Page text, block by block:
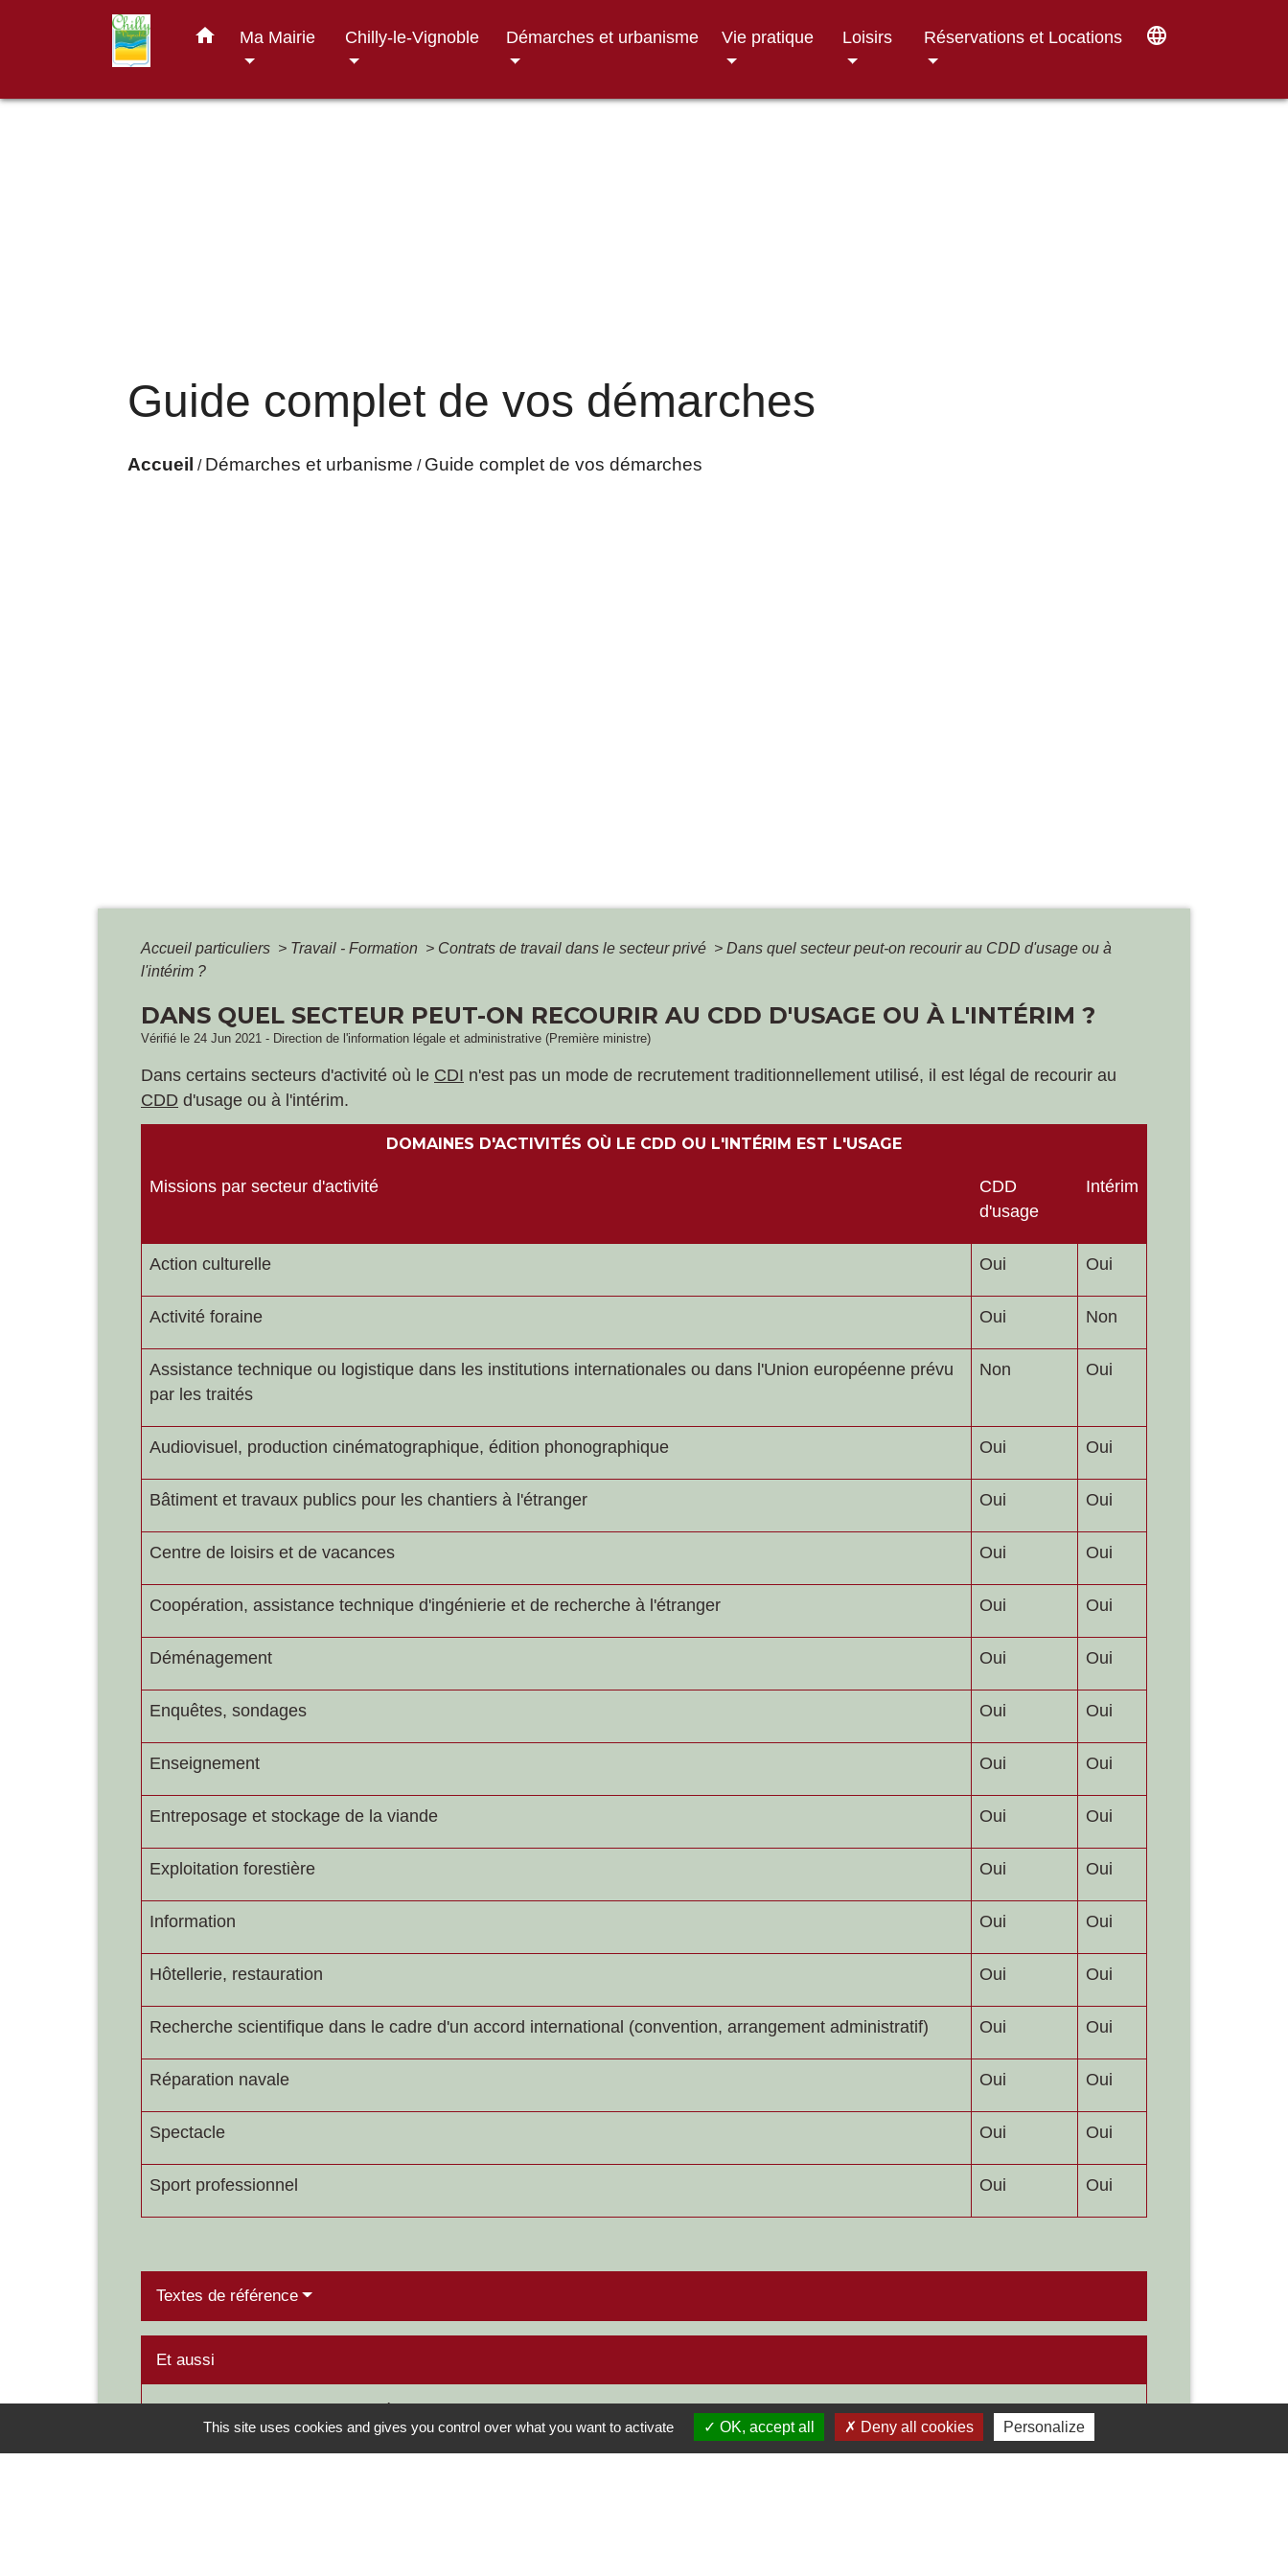
home Ma Mairie Chilly-le-Vignoble Démarches et urbanisme Vie pratique Loisirs Réservations et Locations language
Guide complet de vos démarches
Accueil / Démarches et urbanisme / Guide complet de vos démarches
Accueil particuliers > Travail - Formation > Contrats de travail dans le secteur privé > Dans quel secteur peut-on recourir au CDD d'usage ou à
l'intérim ?
DANS QUEL SECTEUR PEUT-ON RECOURIR AU CDD D'USAGE OU À L'INTÉRIM ?
Vérifié le 24 Jun 2021 - Direction de l'information légale et administrative (Première ministre)
Dans certains secteurs d'activité où le CDI n'est pas un mode de recrutement traditionnellement utilisé, il est légal de recourir au
CDD d'usage ou à l'intérim.
DOMAINES D'ACTIVITÉS OÙ LE CDD OU L'INTÉRIM EST L'USAGE
Missions par secteur d'activité
CDD
d'usage
Intérim
Action culturelle Oui Oui
Activité foraine Oui Non
Assistance technique ou logistique dans les institutions internationales ou dans l'Union européenne prévu
par les traités
Non Oui
Audiovisuel, production cinématographique, édition phonographique Oui Oui
Bâtiment et travaux publics pour les chantiers à l'étranger Oui Oui
Centre de loisirs et de vacances Oui Oui
Coopération, assistance technique d'ingénierie et de recherche à l'étranger Oui Oui
Déménagement Oui Oui
Enquêtes, sondages Oui Oui
Enseignement Oui Oui
Entreposage et stockage de la viande Oui Oui
Exploitation forestière Oui Oui
Information Oui Oui
Hôtellerie, restauration Oui Oui
Recherche scientifique dans le cadre d'un accord international (convention, arrangement administratif) Oui Oui
Réparation navale Oui Oui
Spectacle Oui Oui
Sport professionnel Oui Oui
Textes de référence
Et aussi
Travail - Formation
This site uses cookies and gives you control over what you want to activate OK, accept all Deny all cookies Personalize